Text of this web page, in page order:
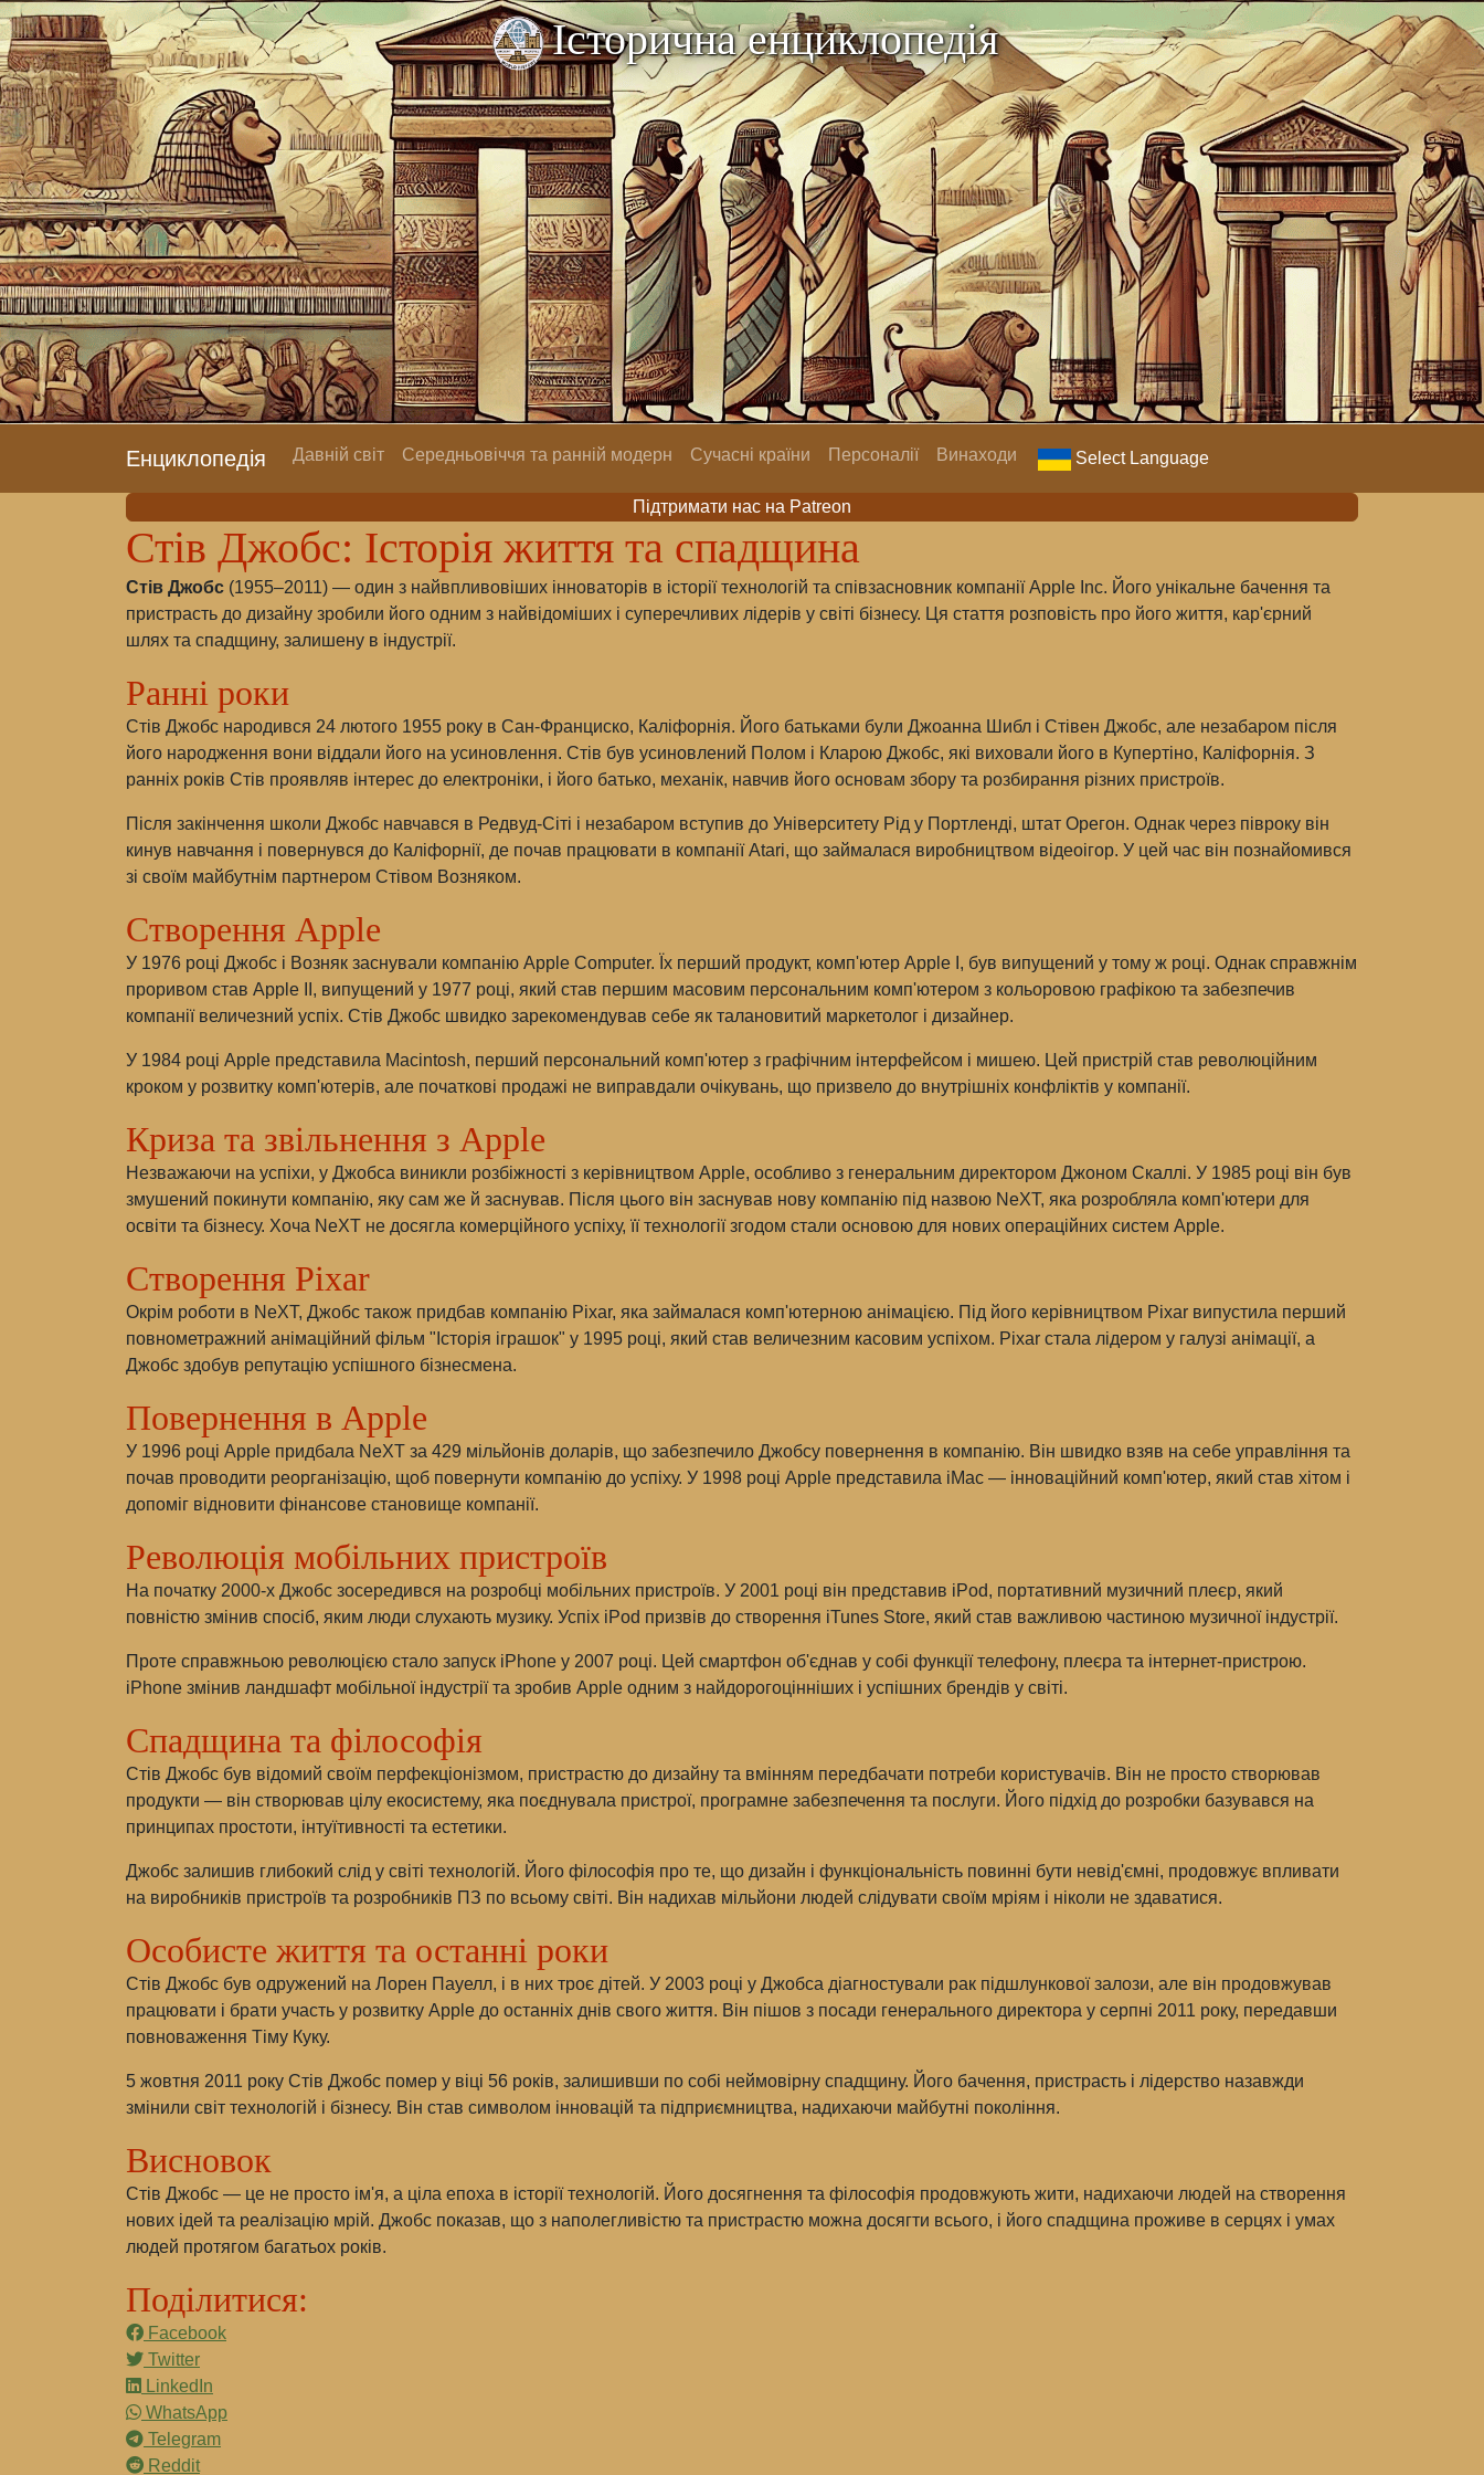
Історична енциклопедія
Енциклопедія Давній світ Середньовіччя та ранній модерн Сучасні країни Персоналії Винаходи Select Language
Підтримати нас на Patreon
Стів Джобс: Історія життя та спадщина
Стів Джобс (1955–2011) — один з найвпливовіших інноваторів в історії технологій та співзасновник компанії Apple Inc. Його унікальне бачення та
пристрасть до дизайну зробили його одним з найвідоміших і суперечливих лідерів у світі бізнесу. Ця стаття розповість про його життя, кар'єрний
шлях та спадщину, залишену в індустрії.
Ранні роки
Стів Джобс народився 24 лютого 1955 року в Сан-Франциско, Каліфорнія. Його батьками були Джоанна Шибл і Стівен Джобс, але незабаром після
його народження вони віддали його на усиновлення. Стів був усиновлений Полом і Кларою Джобс, які виховали його в Купертіно, Каліфорнія. З
ранніх років Стів проявляв інтерес до електроніки, і його батько, механік, навчив його основам збору та розбирання різних пристроїв.
Після закінчення школи Джобс навчався в Редвуд-Сіті і незабаром вступив до Університету Рід у Портленді, штат Орегон. Однак через півроку він
кинув навчання і повернувся до Каліфорнії, де почав працювати в компанії Atari, що займалася виробництвом відеоігор. У цей час він познайомився
зі своїм майбутнім партнером Стівом Возняком.
Створення Apple
У 1976 році Джобс і Возняк заснували компанію Apple Computer. Їх перший продукт, комп'ютер Apple I, був випущений у тому ж році. Однак справжнім
проривом став Apple II, випущений у 1977 році, який став першим масовим персональним комп'ютером з кольоровою графікою та забезпечив
компанії величезний успіх. Стів Джобс швидко зарекомендував себе як талановитий маркетолог і дизайнер.
У 1984 році Apple представила Macintosh, перший персональний комп'ютер з графічним інтерфейсом і мишею. Цей пристрій став революційним
кроком у розвитку комп'ютерів, але початкові продажі не виправдали очікувань, що призвело до внутрішніх конфліктів у компанії.
Криза та звільнення з Apple
Незважаючи на успіхи, у Джобса виникли розбіжності з керівництвом Apple, особливо з генеральним директором Джоном Скаллi. У 1985 році він був
змушений покинути компанію, яку сам же й заснував. Після цього він заснував нову компанію під назвою NeXT, яка розробляла комп'ютери для
освіти та бізнесу. Хоча NeXT не досягла комерційного успіху, її технології згодом стали основою для нових операційних систем Apple.
Створення Pixar
Окрім роботи в NeXT, Джобс також придбав компанію Pixar, яка займалася комп'ютерною анімацією. Під його керівництвом Pixar випустила перший
повнометражний анімаційний фільм "Історія іграшок" у 1995 році, який став величезним касовим успіхом. Pixar стала лідером у галузі анімації, а
Джобс здобув репутацію успішного бізнесмена.
Повернення в Apple
У 1996 році Apple придбала NeXT за 429 мільйонів доларів, що забезпечило Джобсу повернення в компанію. Він швидко взяв на себе управління та
почав проводити реорганізацію, щоб повернути компанію до успіху. У 1998 році Apple представила iMac — інноваційний комп'ютер, який став хітом і
допоміг відновити фінансове становище компанії.
Революція мобільних пристроїв
На початку 2000-х Джобс зосередився на розробці мобільних пристроїв. У 2001 році він представив iPod, портативний музичний плеєр, який
повністю змінив спосіб, яким люди слухають музику. Успіх iPod призвів до створення iTunes Store, який став важливою частиною музичної індустрії.
Проте справжньою революцією стало запуск iPhone у 2007 році. Цей смартфон об'єднав у собі функції телефону, плеєра та інтернет-пристрою.
iPhone змінив ландшафт мобільної індустрії та зробив Apple одним з найдорогоцінніших і успішних брендів у світі.
Спадщина та філософія
Стів Джобс був відомий своїм перфекціонізмом, пристрастю до дизайну та вмінням передбачати потреби користувачів. Він не просто створював
продукти — він створював цілу екосистему, яка поєднувала пристрої, програмне забезпечення та послуги. Його підхід до розробки базувався на
принципах простоти, інтуїтивності та естетики.
Джобс залишив глибокий слід у світі технологій. Його філософія про те, що дизайн і функціональність повинні бути невід'ємні, продовжує впливати
на виробників пристроїв та розробників ПЗ по всьому світі. Він надихав мільйони людей слідувати своїм мріям і ніколи не здаватися.
Особисте життя та останні роки
Стів Джобс був одружений на Лорен Пауелл, і в них троє дітей. У 2003 році у Джобса діагностували рак підшлункової залози, але він продовжував
працювати і брати участь у розвитку Apple до останніх днів свого життя. Він пішов з посади генерального директора у серпні 2011 року, передавши
повноваження Тіму Куку.
5 жовтня 2011 року Стів Джобс помер у віці 56 років, залишивши по собі неймовірну спадщину. Його бачення, пристрасть і лідерство назавжди
змінили світ технологій і бізнесу. Він став символом інновацій та підприємництва, надихаючи майбутні покоління.
Висновок
Стів Джобс — це не просто ім'я, а ціла епоха в історії технологій. Його досягнення та філософія продовжують жити, надихаючи людей на створення
нових ідей та реалізацію мрій. Джобс показав, що з наполегливістю та пристрастю можна досягти всього, і його спадщина проживе в серцях і умах
людей протягом багатьох років.
Поділитися:
Facebook
Twitter
LinkedIn
WhatsApp
Telegram
Reddit